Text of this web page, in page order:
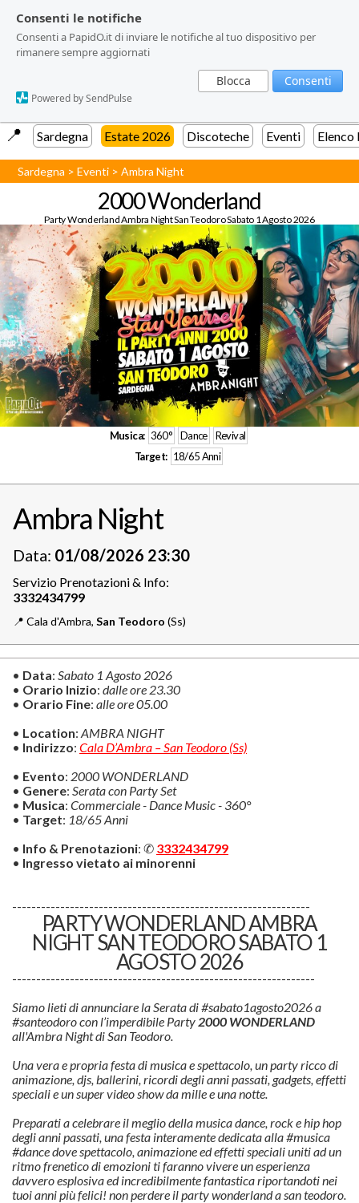
Consenti le notifiche
Consenti a PapidO.it di inviare le notifiche al tuo dispositivo per
rimanere sempre aggiornati
Blocca Consenti
Powered by SendPulse
Consenti le notifiche
Consenti a PapidO.it di inviare le notifiche al tuo dispositivo per
rimanere sempre aggiornati
Blocca Consenti
Powered by SendPulse
📍️ Sardegna Estate 2026 Discoteche Eventi Elenco
Sardegna >Eventi >Ambra Night
2000 Wonderland
Party Wonderland Ambra Night San Teodoro Sabato 1 Agosto 2026
Musica: 360° Dance
Revival
Target: 18/65 Anni
Ambra Night
Data: 01/08/2026 23:30
Servizio Prenotazioni & Info:
📍️ Cala d'Ambra, San Teodoro (Ss)
• Data: Sabato 1 Agosto 2026
• Orario Inizio: dalle ore 23.30
• Orario Fine: alle ore 05.00
• Location: AMBRA NIGHT
• Indirizzo: Cala D’Ambra – San Teodoro (Ss)
• Evento: 2000 WONDERLAND
• Genere: Serata con Party Set
• Musica: Commerciale - Dance Music - 360°
• Target: 18/65 Anni
• Info & Prenotazioni: ✆ 3332434799
• Ingresso vietato ai minorenni
--------------------------------------------------------------
PARTY WONDERLAND AMBRA
NIGHT SAN TEODORO SABATO 1
AGOSTO 2026
---------------------------------------------------------------
Siamo lieti di annunciare la Serata di #sabato1agosto2026 a
#santeodoro con l’imperdibile Party2000 WONDERLAND
all'Ambra Night di San Teodoro.
Una vera e propria festa di musica e spettacolo, un party ricco di
animazione, djs, ballerini, ricordi degli anni passati, gadgets, effetti
speciali e un super video show da mille e una notte.
Preparati a celebrare il meglio della musica dance, rock e hip hop
degli anni passati, una festa interamente dedicata alla #musica
#dance dove spettacolo, animazione ed effetti speciali uniti ad un
ritmo frenetico di emozioni ti faranno vivere un esperienza
davvero esplosiva ed incredibilmente fantastica riportandoti nei
tuoi anni più felici! non perdere il party wonderland a san teodoro.